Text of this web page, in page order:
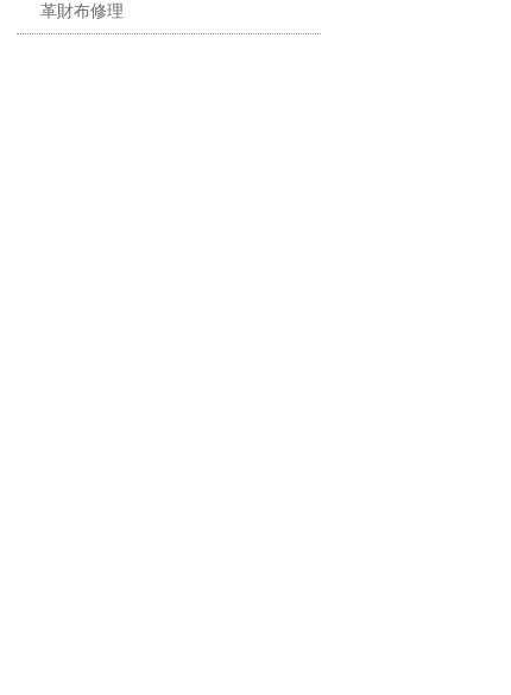
革財布修理